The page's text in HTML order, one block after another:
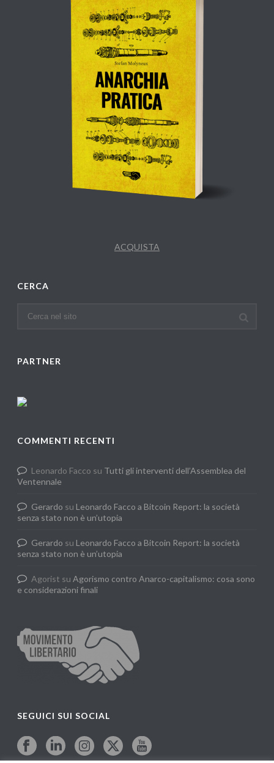
ACQUISTA
CERCA
PARTNER
COMMENTI RECENTI
Leonardo Facco su Tutti gli interventi dell’Assemblea del
Ventennale
Gerardo su Leonardo Facco a Bitcoin Report: la società
senza stato non è un’utopia
Gerardo su Leonardo Facco a Bitcoin Report: la società
senza stato non è un’utopia
Agorist suAgorismo contro Anarco-capitalismo: cosa sono
e considerazioni finali
SEGUICI SUI SOCIAL